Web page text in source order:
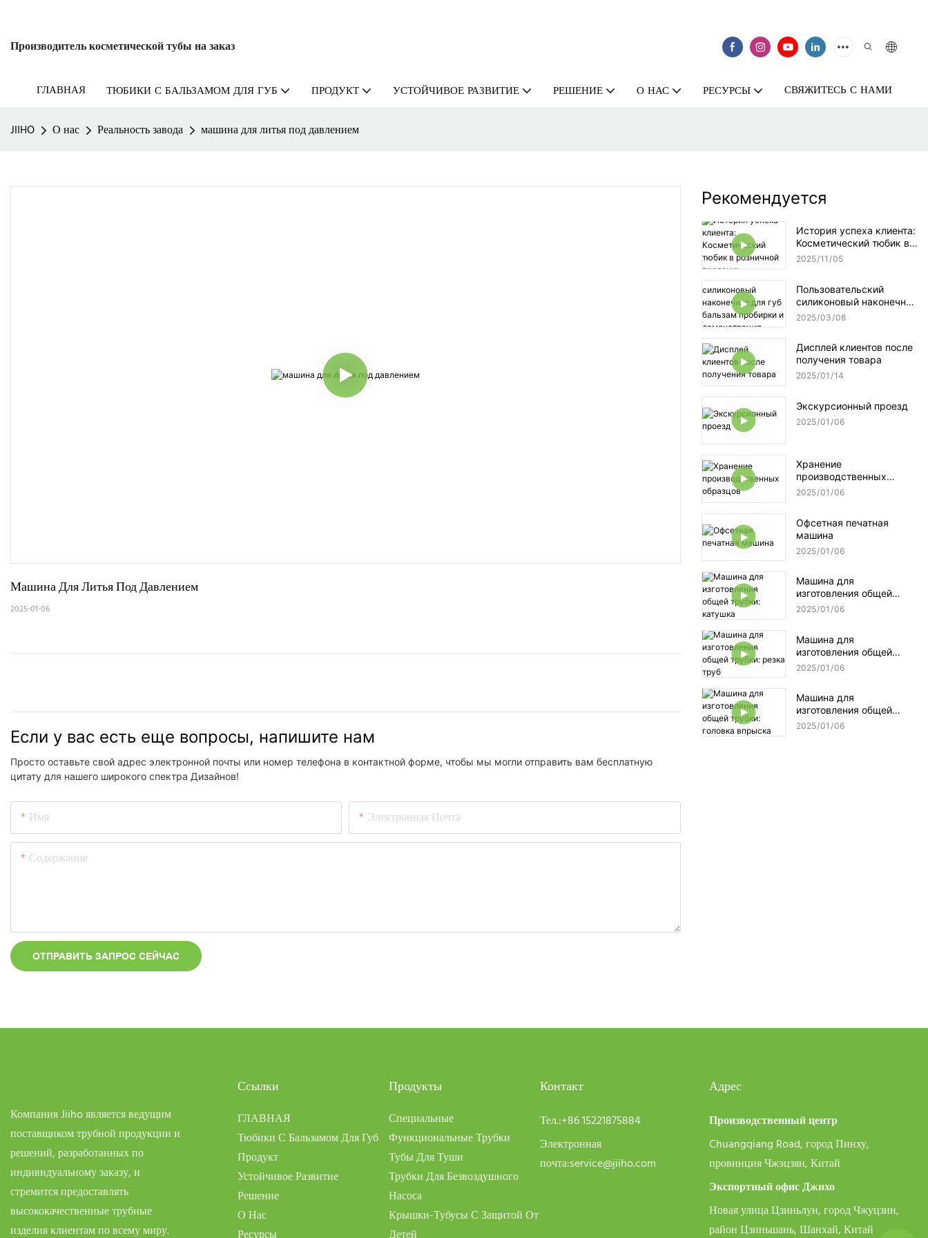
Производитель косметической тубы на заказ
ГЛАВНАЯ ТЮБИКИ С БАЛЬЗАМОМ ДЛЯ ГУБ ПРОДУКТ УСТОЙЧИВОЕ РАЗВИТИЕ РЕШЕНИЕ О НАС РЕСУРСЫ СВЯЖИТЕСЬ С НАМИ
JIIHO О нас Реальность завода машина для литья под давлением
Машина Для Литья Под Давлением
2025-01-06
Если у вас есть еще вопросы, напишите нам
Просто оставьте свой адрес электронной почты или номер телефона в контактной форме, чтобы мы могли отправить вам бесплатную
цитату для нашего широкого спектра Дизайнов!
Имя Электронная Почта
Содержание
ОТПРАВИТЬ ЗАПРОС СЕЙЧАС
Рекомендуется
История успеха клиента:
Косметический тюбик в
розничной продаже
2025 11 05
Пользовательский
силиконовый наконечник
для губ бальзам
приложения
2025 03 08
Дисплей клиентов после
получения товара
2025 01 14
Экскурсионный проезд
2025 01 06
Хранение
производственных
образцов
2025 01 06
Офсетная печатная
машина
2025 01 06
Машина для
изготовления общей
трубки: катушка
2025 01 06
Машина для
изготовления общей
трубки: резка труб
2025 01 06
Машина для
изготовления общей
трубки: головка впрыска
2025 01 06
Компания Jiiho является ведущим
поставщиком трубной продукции и
решений, разработанных по
индивидуальному заказу, и
стремится предоставлять
высококачественные трубные
изделия клиентам по всему миру.
Ссылки
ГЛАВНАЯ
Тюбики С Бальзамом Для Губ
Продукт
Устойчивое Развитие
Решение
О Нас
Продукты
Специальные
Функциональные Трубки
Тубы Для Туши
Трубки Для Безвоздушного
Насоса
Крышки-Тубусы С Защитой От
Контакт
Тел.:+86 15221875884
Электронная
почта:service@jiiho.com
Адрес
Производственный центр
Chuangqiang Road, город Пинху,
провинция Чжэцзян, Китай
Экспортный офис Джихо
Новая улица Цзиньлун, город Чжуцзин,
район Цзиньшань, Шанхай, Китай